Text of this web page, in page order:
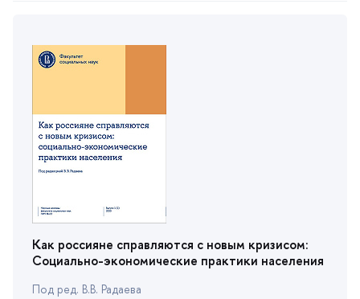
Как россияне справляются с новым кризисом:
Социально-экономические практики населения
Под ред. В.В. Радаева